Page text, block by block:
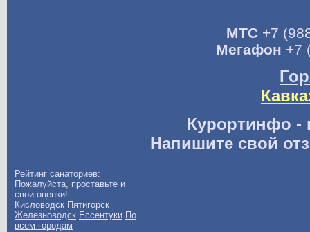
МТС+7
Мегафон +7
Курортинфо -
Напишите свой
Рейтинг санаториев:
Пожалуйста, проставьте и
свои оценки!
Кисловодск Пятигорск
Железноводск Ессентуки По
всем городам